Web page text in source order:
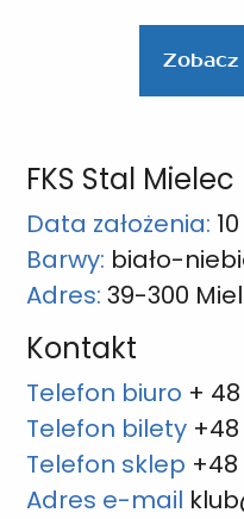
FKS Stal Mielec
Data założenia:
Barwy: biało-
Adres: 39-300
Kontakt
Telefon biuro +
Telefon bilety +48
Telefon sklep +48
Adres e-mail